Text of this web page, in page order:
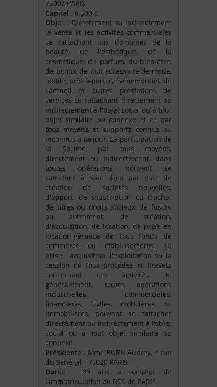
75008 PARIS
Capital : 6.500 €
Objet : Directement ou indirectement
la vente et les activités commerciales
se rattachant aux domaines de la
beauté, de l'esthétique, de la
cosmétique, du parfum, du bien-être,
de bijoux, de tout accessoire de mode,
textile, prêt-à-porter, événementiel, de
l'accueil et autres prestations de
services se rattachant directement ou
indirectement à l'objet social ou à tout
objet similaire ou connexe et ce par
tous moyens et supports connus ou
inconnus à ce jour. La participation de
la Société, par tous moyens,
directement ou indirectement, dans
toutes opérations pouvant se
rattacher à son objet par voie de
création de sociétés nouvelles,
d'apport, de souscription ou d'achat
de titres ou droits sociaux, de fusion
ou autrement, de création,
d'acquisition, de location, de prise en
location-gérance de tous fonds de
commerce ou établissements. La
prise, l'acquisition, l'exploitation ou la
cession de tous procédés et brevets
concernant ces activités. Et
généralement, toutes opérations
industrielles, commerciales,
financières, civiles, mobilières ou
immobilières, pouvant se rattacher
directement ou indirectement à l'objet
social ou à tout objet similaire ou
connexe.
Présidente : Mme BURN Audrey, 4 rue
du Sénégal - 75020 PARIS
Durée : 99 ans à compter de
l'immatriculation au RCS de PARIS